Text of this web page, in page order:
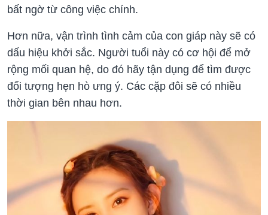
bất ngờ từ công việc chính.
Hơn nữa, vận trình tình cảm của con giáp này sẽ có
dấu hiệu khởi sắc. Người tuổi này có cơ hội để mở
rộng mối quan hệ, do đó hãy tận dụng để tìm được
đối tượng hẹn hò ưng ý. Các cặp đôi sẽ có nhiều
thời gian bên nhau hơn.